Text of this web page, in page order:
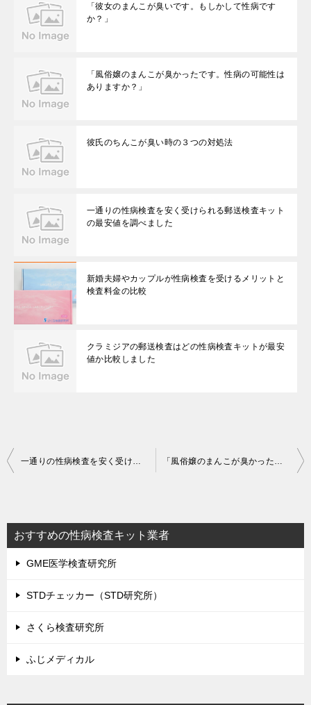
「彼女のまんこが臭いです。もしかして性病です
か？」
「風俗嬢のまんこが臭かったです。性病の可能性は
ありますか？」
彼氏のちんこが臭い時の３つの対処法
一通りの性病検査を安く受けられる郵送検査キット
の最安値を調べました
新婚夫婦やカップルが性病検査を受けるメリットと
検査料金の比較
クラミジアの郵送検査はどの性病検査キットが最安
値か比較しました
投
ビ
ゲ
ー
シ
おすすめの性病検査キット業者
GME医学検査研究所
STDチェッカー（STD研究所）
さくら検査研究所
ふじメディカル